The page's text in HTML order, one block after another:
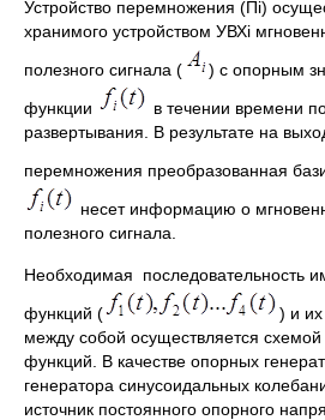
Устройство перемножения (Пi)
хранимого устройством УВХi
полезного сигнала (
) с опорным
функции
в течении времени
развертывания. В результате на
перемножения преобразованная
несет информацию о
полезного сигнала.
Необходимая последовательность
функций (
) и
между собой осуществляется
функций. В качестве опорных
генератора синусоидальных
источник постоянного опорного